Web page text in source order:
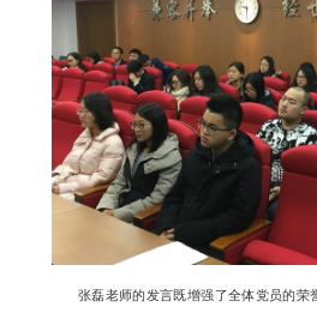
张磊老师的发言既增强了全体党员的荣